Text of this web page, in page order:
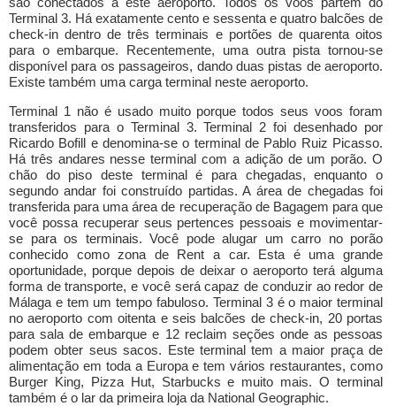
Terminal 3. Há exatamente cento e sessenta e quatro balcões de
check-in dentro de três terminais e portões de quarenta oitos
para o embarque. Recentemente, uma outra pista tornou-se
disponível para os passageiros, dando duas pistas de aeroporto.
Existe também uma carga terminal neste aeroporto.
Terminal 1 não é usado muito porque todos seus voos foram
transferidos para o Terminal 3. Terminal 2 foi desenhado por
Ricardo Bofill e denomina-se o terminal de Pablo Ruiz Picasso.
Há três andares nesse terminal com a adição de um porão. O
chão do piso deste terminal é para chegadas, enquanto o
segundo andar foi construído partidas. A área de chegadas foi
transferida para uma área de recuperação de Bagagem para que
você possa recuperar seus pertences pessoais e movimentar-
se para os terminais. Você pode alugar um carro no porão
conhecido como zona de Rent a car. Esta é uma grande
oportunidade, porque depois de deixar o aeroporto terá alguma
forma de transporte, e você será capaz de conduzir ao redor de
Málaga e tem um tempo fabuloso. Terminal 3 é o maior terminal
no aeroporto com oitenta e seis balcões de check-in, 20 portas
para sala de embarque e 12 reclaim seções onde as pessoas
podem obter seus sacos. Este terminal tem a maior praça de
alimentação em toda a Europa e tem vários restaurantes, como
Burger King, Pizza Hut, Starbucks e muito mais. O terminal
também é o lar da primeira loja da National Geographic.